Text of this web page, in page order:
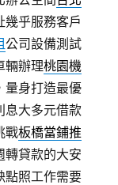
幾乎服務客戶
公司設備測試
輛辦理桃園機
量身打造最優
息大多元借款
戰板橋當鋪推
轉貸款的大安
點照工作需要